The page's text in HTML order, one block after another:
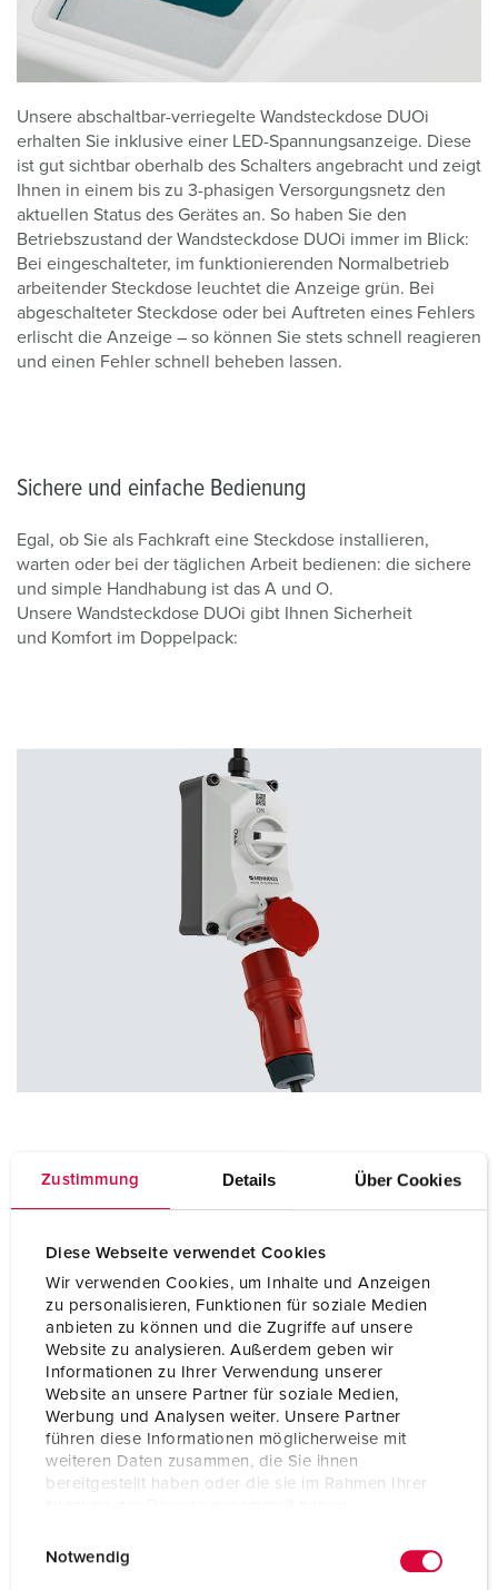
Zustimmung Details Über Cookies
Diese Webseite verwendet Cookies
Wir verwenden Cookies, um Inhalte und Anzeigen
zu personalisieren, Funktionen für soziale Medien
anbieten zu können und die Zugriffe auf unsere
Website zu analysieren. Außerdem geben wir
Informationen zu Ihrer Verwendung unserer
Website an unsere Partner für soziale Medien,
Werbung und Analysen weiter. Unsere Partner
führen diese Informationen möglicherweise mit
weiteren Daten zusammen, die Sie ihnen
bereitgestellt haben oder die sie im Rahmen Ihrer
Notwendig
Unsere abschaltbar-verriegelte Wandsteckdose DUOi
erhalten Sie inklusive einer LED-Spannungsanzeige. Diese
ist gut sichtbar oberhalb des Schalters angebracht und zeigt
Ihnen in einem bis zu 3-phasigen Versorgungsnetz den
aktuellen Status des Gerätes an. So haben Sie den
Betriebszustand der Wandsteckdose DUOi immer im Blick:
Bei eingeschalteter, im funktionierenden Normalbetrieb
arbeitender Steckdose leuchtet die Anzeige grün. Bei
abgeschalteter Steckdose oder bei Auftreten eines Fehlers
erlischt die Anzeige – so können Sie stets schnell reagieren
und einen Fehler schnell beheben lassen.
Sichere und einfache Bedienung
Egal, ob Sie als Fachkraft eine Steckdose installieren,
warten oder bei der täglichen Arbeit bedienen: die sichere
und simple Handhabung ist das A und O.
Unsere Wandsteckdose DUOi gibt Ihnen Sicherheit
und Komfort im Doppelpack: